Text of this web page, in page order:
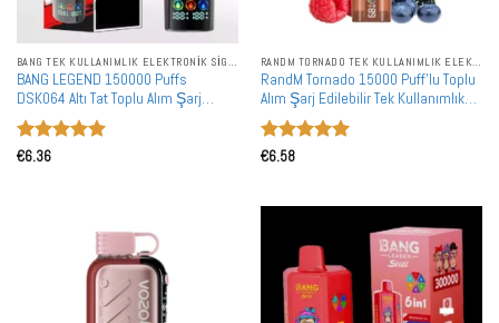
BANG TEK KULLANIMLIK ELEKTRONIK SIGARALAR
BANG LEGEND 150000 Puffs
DSK064 Altı Tat Toplu Alım Şarj
Edilebilir Tek Kullanımlık Vape
5 üzerinden
€6.36
RANDM TORNADO TEK KULLANIMLIK ELEKTRONIK SIGARALAR
RandM Tornado 15000 Puff'lu Toplu
Alım Şarj Edilebilir Tek Kullanımlık
Vape Toptan Satış
5 üzerinden
€6.58